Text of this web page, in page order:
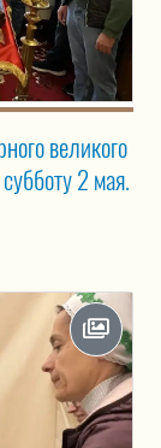
великого
2 мая.